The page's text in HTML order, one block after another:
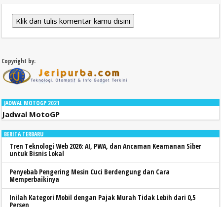
Klik dan tulis komentar kamu disini
Copyright by:
JADWAL MOTOGP 2021
Jadwal MotoGP
BERITA TERBARU
Tren Teknologi Web 2026: AI, PWA, dan Ancaman Keamanan Siber
untuk Bisnis Lokal
Penyebab Pengering Mesin Cuci Berdengung dan Cara
Memperbaikinya
Inilah Kategori Mobil dengan Pajak Murah Tidak Lebih dari 0,5
Persen